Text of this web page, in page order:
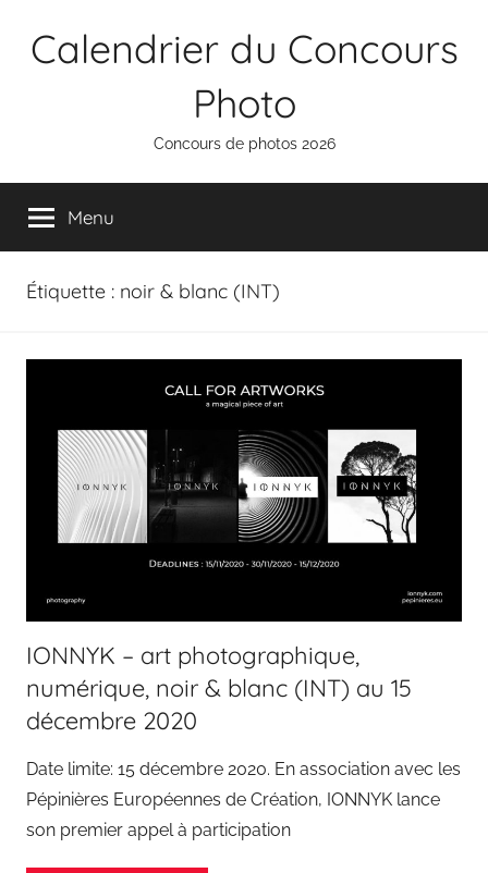
Calendrier du Concours
Photo
Concours de photos 2026
Menu
Étiquette : noir & blanc (INT)
IONNYK – art photographique,
numérique, noir & blanc (INT) au 15
décembre 2020
Date limite: 15 décembre 2020. En association avec les
Pépinières Européennes de Création, IONNYK lance
son premier appel à participation